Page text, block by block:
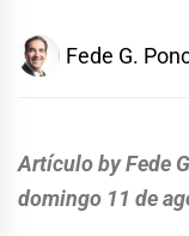
Fede G.
Artículo by Fede
domingo 11 de